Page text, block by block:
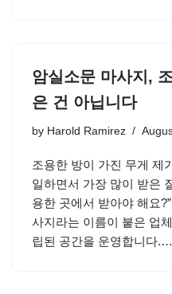
암실소문 마사지,
은 건 아닙니다
by Harold Ramirez
조용한 방이 가진 무게 제
일하면서 가장 많이 받은
용한 곳에서 받아야 해요
사지라는 이름이 붙은 업
립된 공간을 운영합니다.…